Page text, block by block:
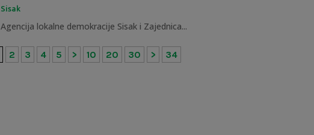
Sisak
Agencija lokalne demokracije Sisak i Zajednica...
2 3 4 5 > 10 20 30 > 34